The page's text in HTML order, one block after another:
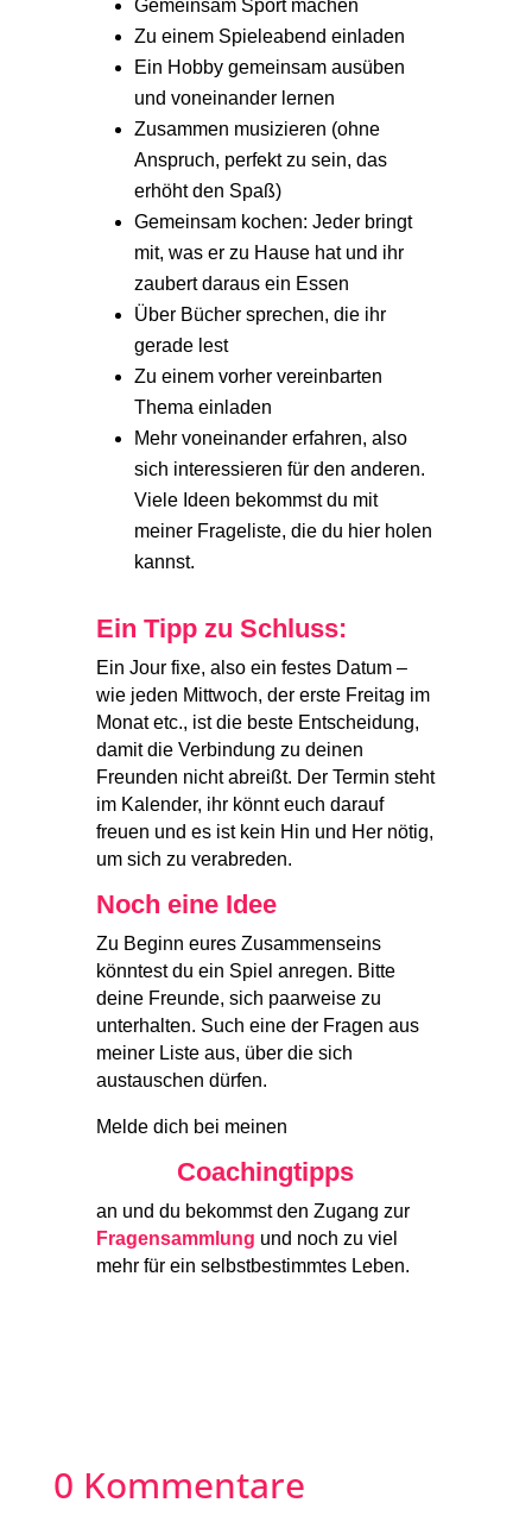
Gemeinsam Sport machen
Zu einem Spieleabend einladen
Ein Hobby gemeinsam ausüben
und voneinander lernen
Zusammen musizieren (ohne
Anspruch, perfekt zu sein, das
erhöht den Spaß)
Gemeinsam kochen: Jeder bringt
mit, was er zu Hause hat und ihr
zaubert daraus ein Essen
Über Bücher sprechen, die ihr
gerade lest
Zu einem vorher vereinbarten
Thema einladen
Mehr voneinander erfahren, also
sich interessieren für den anderen.
Viele Ideen bekommst du mit
meiner Frageliste, die du hier holen
kannst.
Ein Tipp zu Schluss:
Ein Jour fixe, also ein festes Datum –
wie jeden Mittwoch, der erste Freitag im
Monat etc., ist die beste Entscheidung,
damit die Verbindung zu deinen
Freunden nicht abreißt. Der Termin steht
im Kalender, ihr könnt euch darauf
freuen und es ist kein Hin und Her nötig,
um sich zu verabreden.
Noch eine Idee
Zu Beginn eures Zusammenseins
könntest du ein Spiel anregen. Bitte
deine Freunde, sich paarweise zu
unterhalten. Such eine der Fragen aus
meiner Liste aus, über die sich
austauschen dürfen.
Melde dich bei meinen
Coachingtipps
an und du bekommst den Zugang zur
Fragensammlung und noch zu viel
mehr für ein selbstbestimmtes Leben.
0 Kommentare